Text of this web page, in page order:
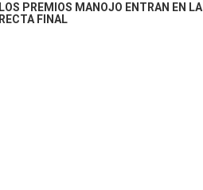
LOS PREMIOS MANOJO ENTRAN EN LA
RECTA FINAL